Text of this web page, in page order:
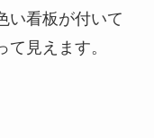
い看板が付いて
見えます。